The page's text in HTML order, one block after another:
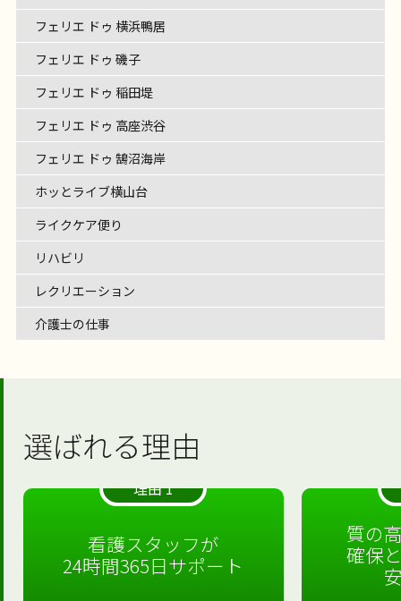
フェリエ ドゥ 横浜鴨居
フェリエ ドゥ 磯子
フェリエ ドゥ 稲田堤
フェリエ ドゥ 高座渋谷
フェリエ ドゥ 鵠沼海岸
ホッとライブ横山台
ライクケア便り
リハビリ
レクリエーション
介護士の仕事
選ばれる理由
理由 1
看護スタッフが
24時間365日サポート
質の
確保